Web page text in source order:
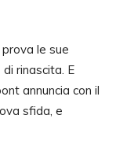
le sue
rinascita. E
annuncia con il
sfida, e